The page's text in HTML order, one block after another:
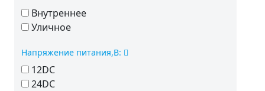
Внутреннее
Уличное
Напряжение питания,В:
12DC
24DC